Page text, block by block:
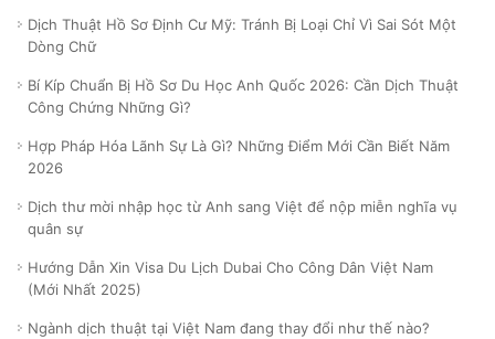
Dịch Thuật Hồ Sơ Định Cư Mỹ: Tránh Bị Loại Chỉ Vì Sai Sót Một
Dòng Chữ
Bí Kíp Chuẩn Bị Hồ Sơ Du Học Anh Quốc 2026: Cần Dịch Thuật
Công Chứng Những Gì?
Hợp Pháp Hóa Lãnh Sự Là Gì? Những Điểm Mới Cần Biết Năm
2026
Dịch thư mời nhập học từ Anh sang Việt để nộp miễn nghĩa vụ
quân sự
Hướng Dẫn Xin Visa Du Lịch Dubai Cho Công Dân Việt Nam
(Mới Nhất 2025)
Ngành dịch thuật tại Việt Nam đang thay đổi như thế nào?